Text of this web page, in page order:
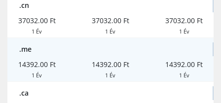
.cn
37032.00 Ft
1 Év
37032.00 Ft
1 Év
37032.00 Ft
1 Év
.me
14392.00 Ft
1 Év
14392.00 Ft
1 Év
14392.00 Ft
1 Év
.ca